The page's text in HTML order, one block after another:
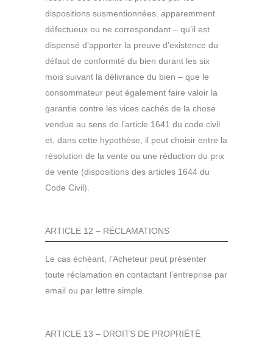
dispositions susmentionnées. apparemment
défectueux ou ne correspondant – qu’il est
dispensé d’apporter la preuve d’existence du
défaut de conformité du bien durant les six
mois suivant la délivrance du bien – que le
consommateur peut également faire valoir la
garantie contre les vices cachés de la chose
vendue au sens de l’article 1641 du code civil
et, dans cette hypothèse, il peut choisir entre la
résolution de la vente ou une réduction du prix
de vente (dispositions des articles 1644 du
Code Civil).
ARTICLE 12 – RÉCLAMATIONS
Le cas échéant, l’Acheteur peut présenter
toute réclamation en contactant l’entreprise par
email ou par lettre simple.
ARTICLE 13 – DROITS DE PROPRIÉTÉ